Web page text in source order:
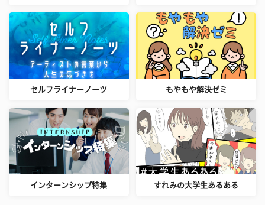
セルフライナーノーツ もやもや解決ゼミ
インターンシップ特集 すれみの大学生あるある